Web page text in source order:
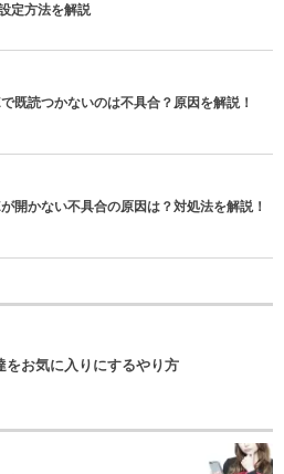
定方法を解説
既読つかないのは不具合？原因を解説！
開かない不具合の原因は？対処法を解説！
をお気に入りにするやり方